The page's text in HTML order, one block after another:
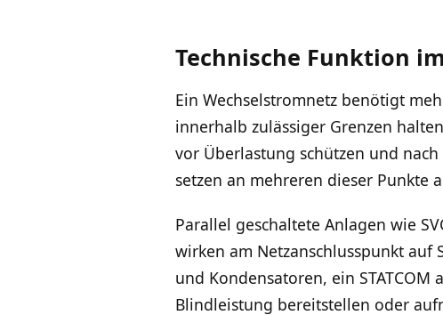
Technische Funktion
Ein Wechselstromnetz benötigt
innerhalb zulässiger Grenzen
vor Überlastung schützen und
setzen an mehreren dieser Punkte
Parallel geschaltete Anlagen wie
wirken am Netzanschlusspunkt auf
und Kondensatoren, ein
Blindleistung bereitstellen oder